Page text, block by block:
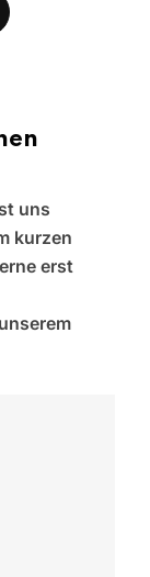
uns
kurzen
erst